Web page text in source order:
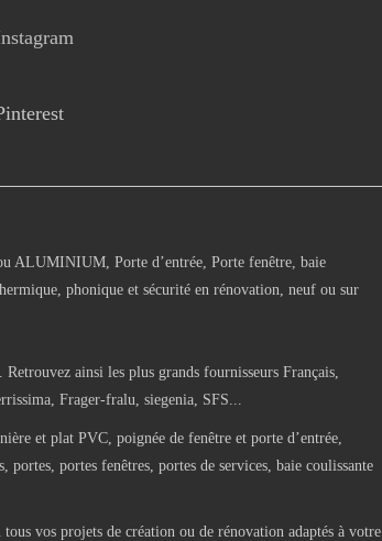
ALUMINIUM, Porte d’entrée, Porte fenêtre, baie
phonique et sécurité en rénovation, neuf ou sur
ainsi les plus grands fournisseurs Français,
Frager-fralu, siegenia, SFS...
et plat PVC, poignée de fenêtre et porte d’entrée,
portes fenêtres, portes de services, baie coulissante
vos projets de création ou de rénovation adaptés à votre